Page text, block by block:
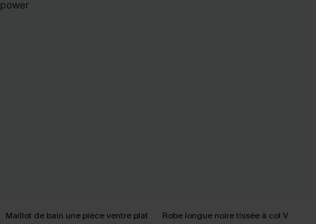
Maillot de bain une pièce ventre plat
Robe longue noire tissée à col V